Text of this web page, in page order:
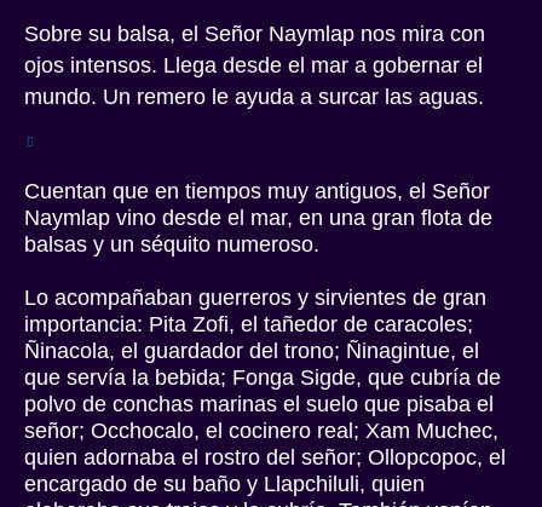
Sobre su balsa, el Señor Naymlap nos mira con
ojos intensos. Llega desde el mar a gobernar el
mundo. Un remero le ayuda a surcar las aguas.
Cuentan que en tiempos muy antiguos, el Señor
Naymlap vino desde el mar, en una gran flota de
balsas y un séquito numeroso.
Lo acompañaban guerreros y sirvientes de gran
importancia: Pita Zofi, el tañedor de caracoles;
Ñinacola, el guardador del trono; Ñinagintue, el
que servía la bebida; Fonga Sigde, que cubría de
polvo de conchas marinas el suelo que pisaba el
señor; Occhocalo, el cocinero real; Xam Muchec,
quien adornaba el rostro del señor; Ollopcopoc, el
encargado de su baño y Llapchiluli, quien